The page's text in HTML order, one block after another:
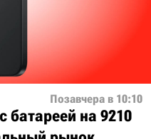
Позавчера в 10:10
батареей на 9210